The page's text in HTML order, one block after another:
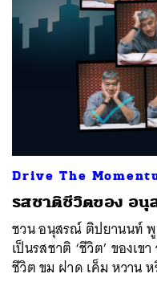
Drive The
รสชาติชีวิตของ อ
ชวน อนุสรณ์ ติปยานนท์ พู
เป็นรสชาติ ‘ชีวิต’ ของเ
ชีวิต ขม ฝาด เค็ม หวาน
SHARE